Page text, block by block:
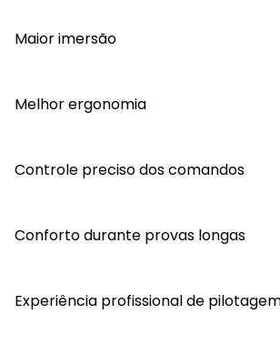
Maior imersão
Melhor ergonomia
Controle preciso dos comandos
Conforto durante provas longas
Experiência profissional de